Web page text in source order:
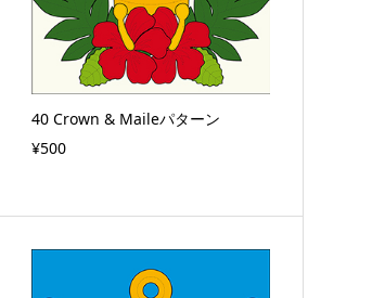
40 Crown & Maileパターン
¥500